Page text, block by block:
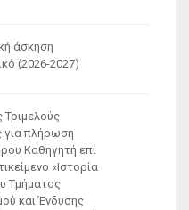
άσκηση
(2026-2027)
για πλήρωση
Καθηγητή επί
«Ιστορία
Τμήματος
και Ένδυσης